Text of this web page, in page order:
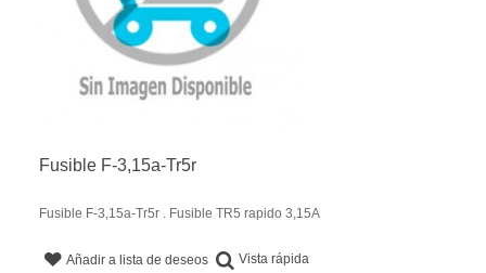
Fusible F-3,15a-Tr5r
Fusible F-3,15a-Tr5r . Fusible TR5 rapido 3,15A
Añadir a lista de deseos Vista rápida